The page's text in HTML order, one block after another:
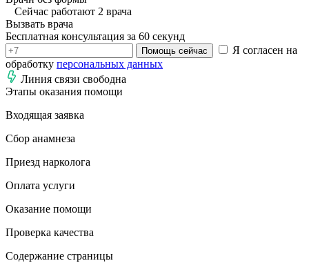
Сейчас работают 2 врача
Вызвать врача
Бесплатная консультация за 60 секунд
Помощь сейчас
Я согласен на
обработку персональных данных
Линия связи свободна
Этапы оказания помощи
Входящая заявка
Сбор анамнеза
Приезд нарколога
Оплата услуги
Оказание помощи
Проверка качества
Содержание страницы